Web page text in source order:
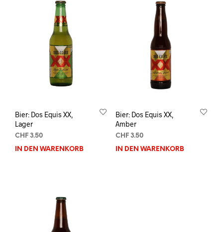
Bier: Dos Equis XX,
Lager
CHF 3.50
IN DEN WARENKORB
Bier: Dos Equis XX,
Amber
CHF3.50
IN DEN WARENKORB